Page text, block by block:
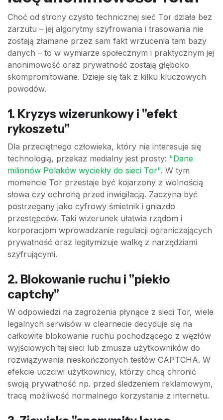
Choć od strony czysto technicznej sieć Tor działa bez
zarzutu – jej algorytmy szyfrowania i trasowania nie
zostają złamane przez sam fakt wrzucenia tam bazy
danych – to w wymiarze społecznym i praktycznym jej
anonimowość oraz prywatność zostają głęboko
skompromitowane. Dzieje się tak z kilku kluczowych
powodów.
1. Kryzys wizerunkowy i "efekt
rykoszetu"
Dla przeciętnego człowieka, który nie interesuje się
technologią, przekaz medialny jest prosty: "Dane
milionów Polaków wyciekły do sieci Tor". W tym
momencie Tor przestaje być kojarzony z wolnością
słowa czy ochroną przed inwigilacją. Zaczyna być
postrzegany jako cyfrowy śmietnik i gniazdo
przestępców. Taki wizerunek ułatwia rządom i
korporacjom wprowadzanie regulacji ograniczających
prywatność oraz legitymizuje walkę z narzędziami
szyfrującymi.
2. Blokowanie ruchu i "piekło
captchy"
W odpowiedzi na zagrożenia płynące z sieci Tor, wiele
legalnych serwisów w clearnecie decyduje się na
całkowite blokowanie ruchu pochodzącego z węzłów
wyjściowych tej sieci lub zmusza użytkowników do
rozwiązywania nieskończonych testów CAPTCHA. W
efekcie uczciwi użytkownicy, którzy chcą chronić
swoją prywatność np. przed śledzeniem reklamowym,
tracą możliwość normalnego korzystania z internetu.